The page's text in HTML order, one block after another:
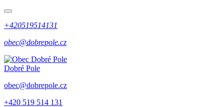
+420519514131
obec@dobrepole.cz
Dobré Pole
obec@dobrepole.cz
+420 519 514 131